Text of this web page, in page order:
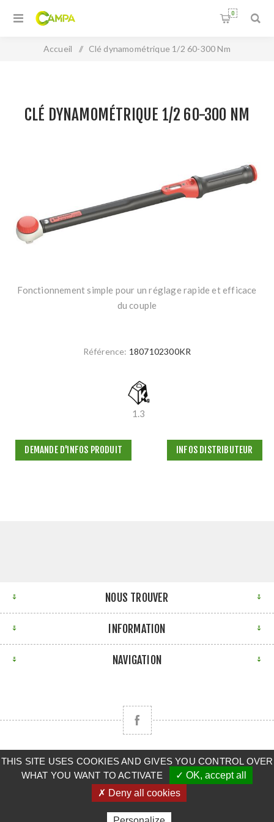
0
Accueil / Clé dynamométrique 1/2 60-300 Nm
CLÉ DYNAMOMÉTRIQUE 1/2 60-300 NM
Fonctionnement simple pour un réglage rapide et efficace
du couple
Référence: 1807102300KR
1.3
DEMANDE D'INFOS PRODUIT INFOS DISTRIBUTEUR
NOUS TROUVER
INFORMATION
NAVIGATION
Copyright © 2026 CLAAS BRETAGNE SUD. Tous droits
réservés.
Powered by nopCommerce
THIS SITE USES COOKIES AND GIVES YOU CONTROL OVER
WHAT YOU WANT TO ACTIVATE
✓ OK, accept all
✗ Deny all cookies